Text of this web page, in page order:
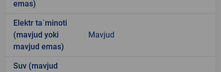
emas)
Elektr ta`minoti
(mavjud yoki
mavjud emas)
Mavjud
Suv (mavjud